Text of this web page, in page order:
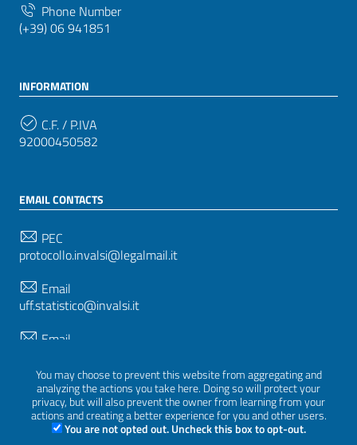
You may choose to prevent this website from aggregating and
analyzing the actions you take here. Doing so will protect your
privacy, but will also prevent the owner from learning from your
actions and creating a better experience for you and other users.
You are not opted out. Uncheck this box to opt-out.
Phone Number
(+39) 06 941851
INFORMATION
C.F. / P.IVA
92000450582
EMAIL CONTACTS
PEC
protocollo.invalsi@legalmail.it
Email
uff.statistico@invalsi.it
Email
FOLLOW US ON